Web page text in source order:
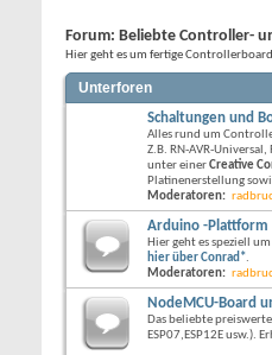
Forum: Beliebte Controller-
Hier geht es um fertige
Unterforen
Schaltungen und
Alles rund um
Z.B. RN-AVR-
unter einerCreative
Platinenerstellung
Moderatoren:
Arduino -Plattform
Hier geht es speziell
hier über Conrad*.
Moderatoren:
NodeMCU-Board
Das beliebte
ESP07,ESP12E usw.).